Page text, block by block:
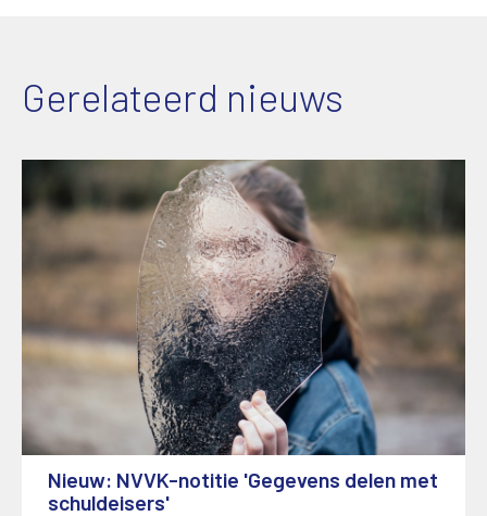
Gerelateerd nieuws
Nieuw: NVVK-notitie 'Gegevens delen met
schuldeisers'